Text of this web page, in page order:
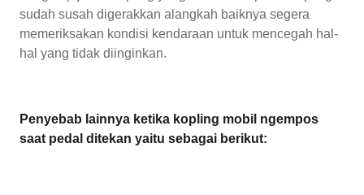
sudah susah digerakkan alangkah baiknya segera
memeriksakan kondisi kendaraan untuk mencegah hal-
hal yang tidak diinginkan.
Penyebab lainnya ketika kopling mobil ngempos
saat pedal ditekan yaitu sebagai berikut: